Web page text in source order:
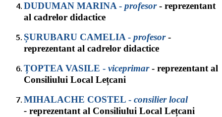
DUDUMAN MARINA- profesor - reprezentant
al cadrelor didactice
ȘURUBARU CAMELIA- profesor -
reprezentant al cadrelor didactice
ȚOPTEA VASILE - viceprimar - reprezentant al
Consiliului Local Lețcani
MIHALACHE COSTEL - consilier local
- reprezentant al Consiliului Local Lețcani